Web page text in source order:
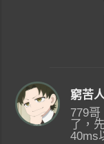
窮苦
779
了，
40ms